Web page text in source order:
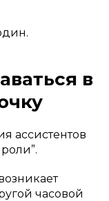
в
ассистентов
часовой